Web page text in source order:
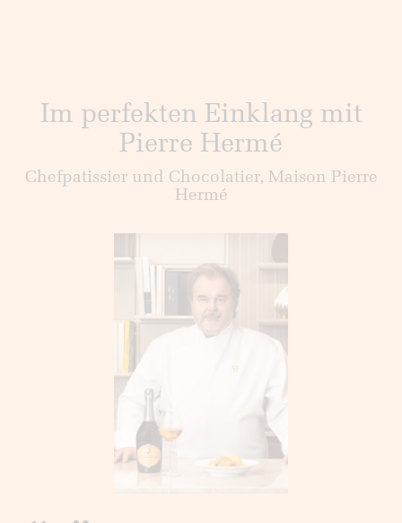
Im perfekten Einklang mit
Pierre Hermé
Chefpatissier und Chocolatier, Maison Pierre
Hermé